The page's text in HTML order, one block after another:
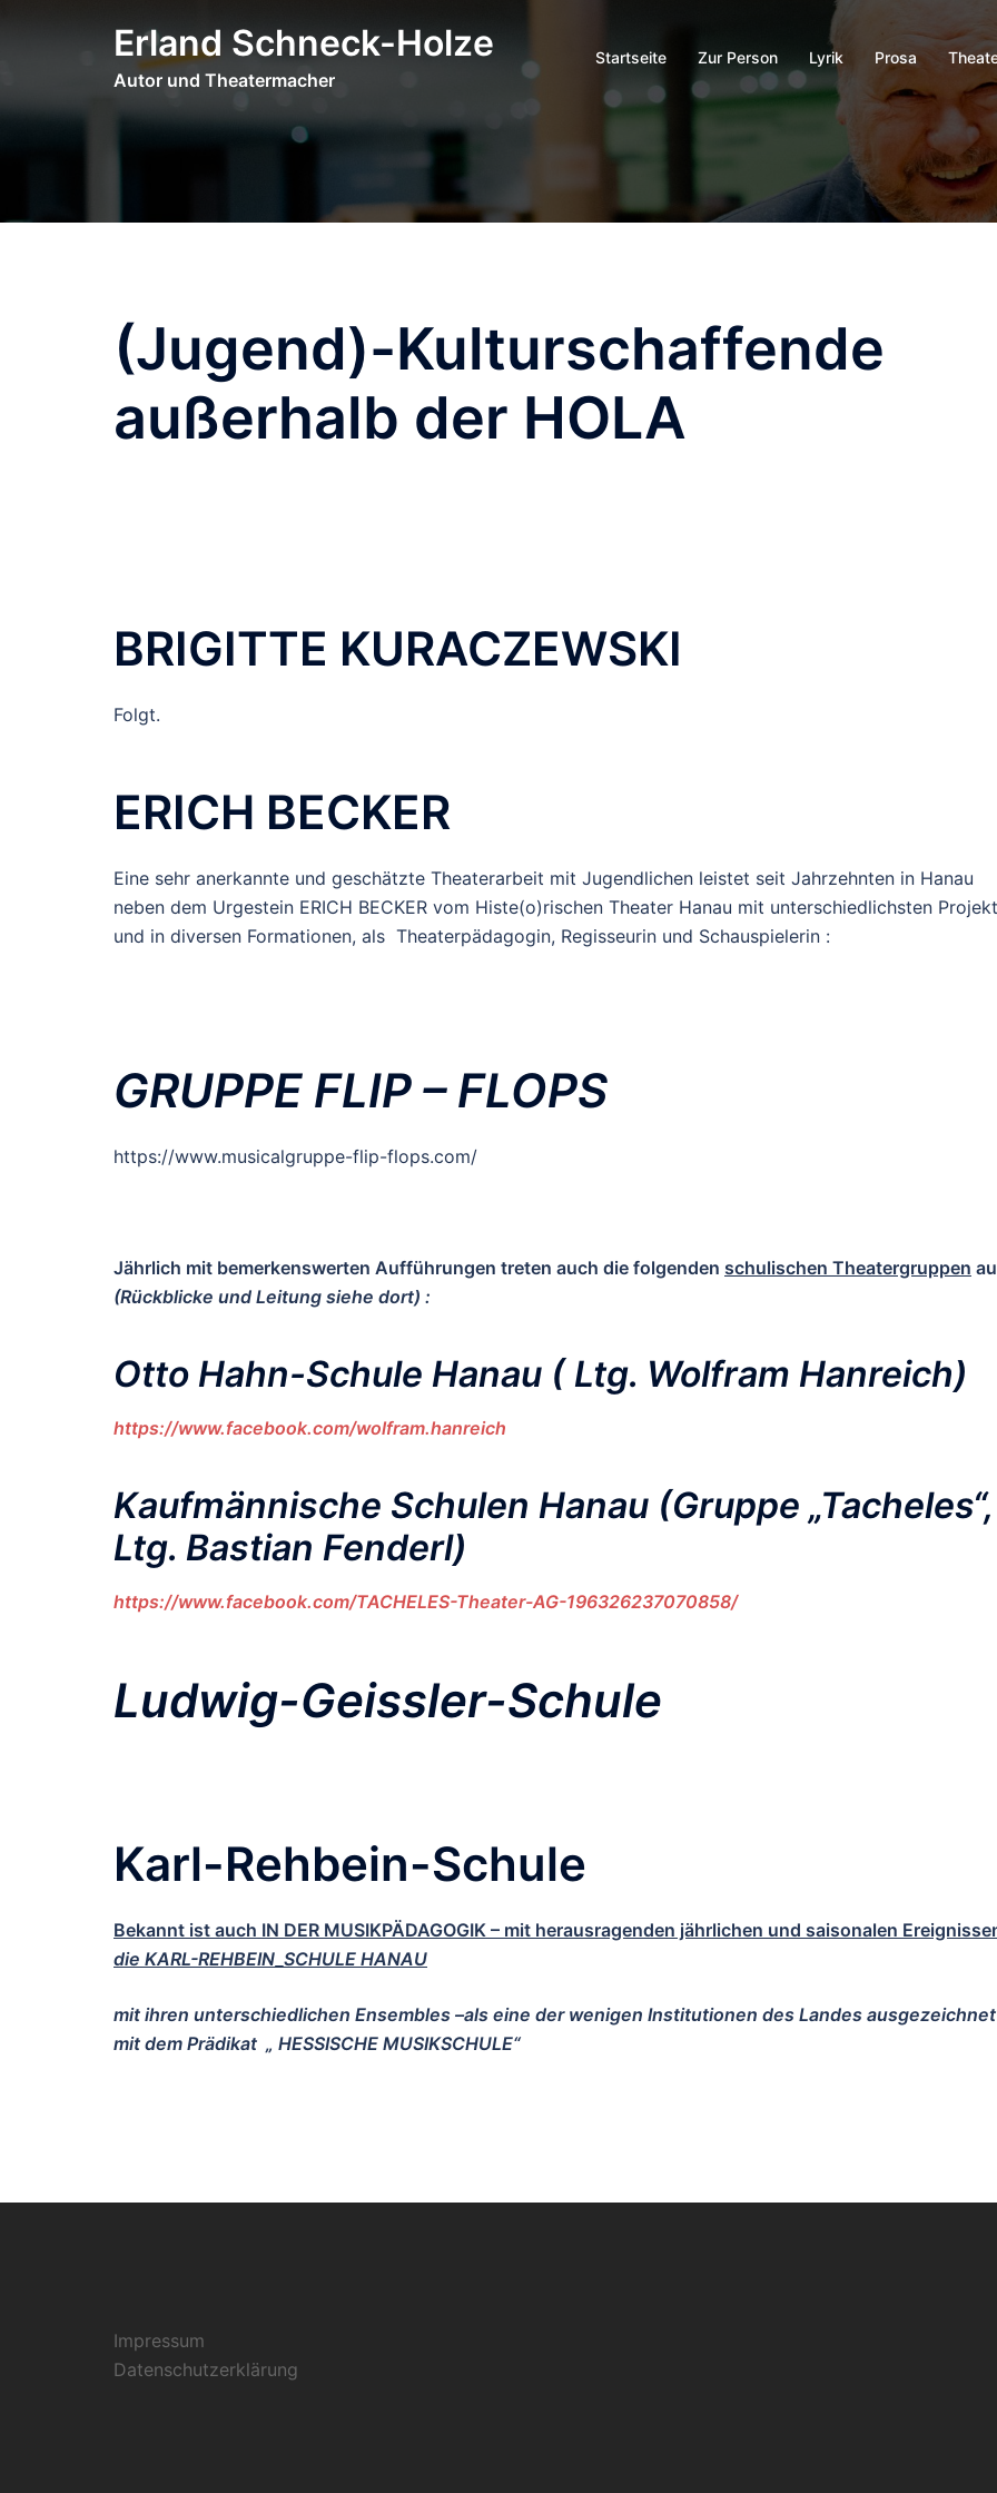
Erland Schneck-Holze
Autor und Theatermacher
Startseite Zur Person Lyrik Prosa
(Jugend)-Kulturschaffende
außerhalb der HOLA
BRIGITTE KURACZEWSKI
Folgt.
ERICH BECKER
Eine sehr anerkannte und geschätzte Theaterarbeit mit Jugendlichen leistet seit Jahrzehnten in Hanau
neben dem Urgestein ERICH BECKER vom Histe(o)rischen Theater Hanau mit unterschiedlichsten
und in diversen Formationen, als Theaterpädagogin, Regisseurin und Schauspielerin :
GRUPPE FLIP – FLOPS
https://www.musicalgruppe-flip-flops.com/
Jährlich mit bemerkenswerten Aufführungen treten auch die folgenden schulischen Theatergruppen
(Rückblicke und Leitung siehe dort) :
Otto Hahn-Schule Hanau (Ltg. Wolfram Hanreich)
https://www.facebook.com/wolfram.hanreich
Kaufmännische Schulen Hanau (Gruppe „Tacheles“,
Ltg. Bastian Fenderl)
https://www.facebook.com/TACHELES-Theater-AG-196326237070858/
Ludwig-Geissler-Schule
Karl-Rehbein-Schule
Bekannt ist auch IN DER MUSIKPÄDAGOGIK – mit herausragenden jährlichen und saisonalen
die KARL-REHBEIN_SCHULE HANAU
mit ihren unterschiedlichen Ensembles –als eine der wenigen Institutionen des Landes ausgezeichnet
mit dem Prädikat „ HESSISCHE MUSIKSCHULE“
Impressum
Datenschutzerklärung